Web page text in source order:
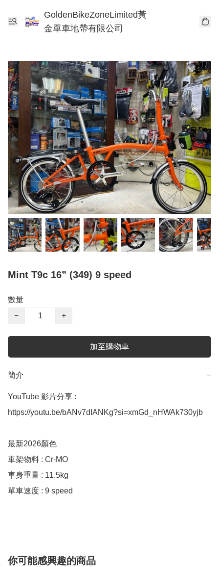
GoldenBikeZoneLimited黃
金單車地帶有限公司
Mint T9c 16” (349) 9 speed
數量
−
+
加至購物車
簡介 −
YouTube 影片分享 :
https://youtu.be/bANv7dIANKg?si=xmGd_nHWAk730yjb
最新2026顏色
車架物料 : Cr-MO
車身重量 : 11.5kg
單車速度 : 9 speed
你可能感興趣的商品